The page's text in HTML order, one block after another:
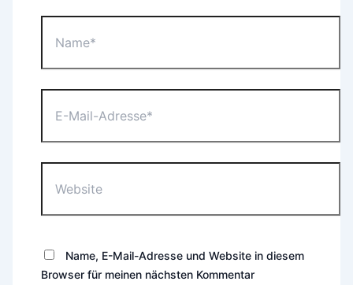
Mail-
Name, E-Mail-Adresse und Website in diesem
Browser für meinen nächsten Kommentar